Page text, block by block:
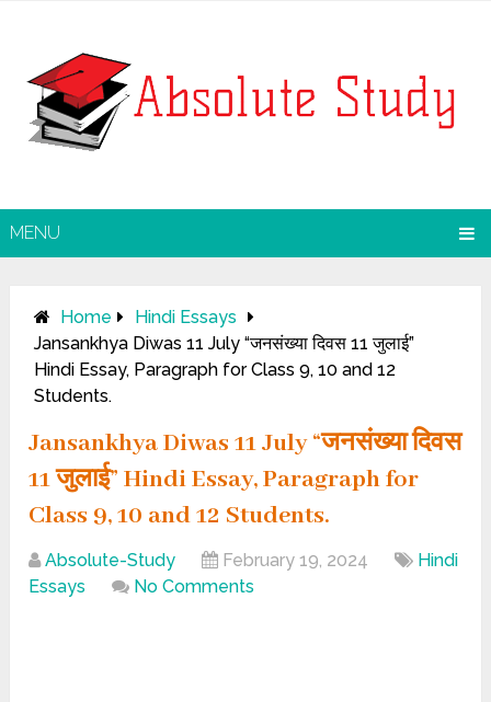
MENU
Home
Hindi Essays
Jansankhya Diwas 11 July “जनसंख्या दिवस 11 जुलाई”
Hindi Essay, Paragraph for Class 9, 10 and 12
Students.
Jansankhya Diwas 11 July “जनसंख्या दिवस
11 जुलाई” Hindi Essay, Paragraph for
Class 9, 10 and 12 Students.
Absolute-Study February 19, 2024
Hindi
Essays
No Comments